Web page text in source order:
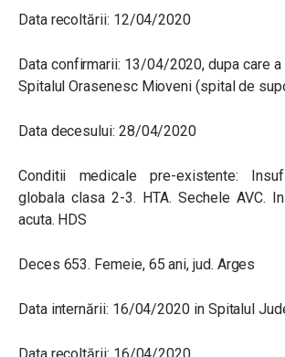
Data recoltării: 12/04/2020
Data confirmarii: 13/04/2020, dupa care
Spitalul Orasenesc Mioveni (spital de
Data decesului: 28/04/2020
Conditii medicale pre-existente:
globala clasa 2-3. HTA. Sechele AVC.
acuta. HDS
Deces 653. Femeie, 65 ani, jud. Arges
Data internării: 16/04/2020 in Spitalul